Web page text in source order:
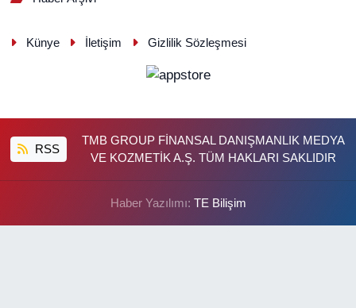
Künye İletişim Gizlilik Sözleşmesi
RSS
TMB GROUP FİNANSAL DANIŞMANLIK MEDYA
VE KOZMETİK A.Ş. TÜM HAKLARI SAKLIDIR
Haber Yazılımı: TE Bilişim